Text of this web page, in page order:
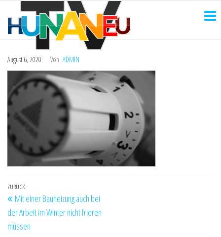
Inhalt
springen
August 6, 2020 Von ADMIN
Beitragsnavigation
Vorheriger
Beitrag
ZURÜCK
Mit einer Bauheizung auch bei
der Arbeit im Winter nicht frieren
müssen